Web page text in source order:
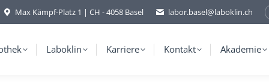
Max Kämpf-Platz 1 | CH - 4058 Basel labor.basel@laboklin.ch
Laboklin Karriere Kontakt Akademie